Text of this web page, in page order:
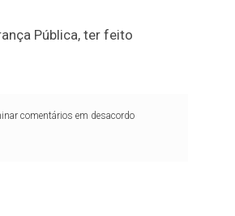
Pública, ter feito
comentários em desacordo